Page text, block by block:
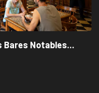
Bares Notables...